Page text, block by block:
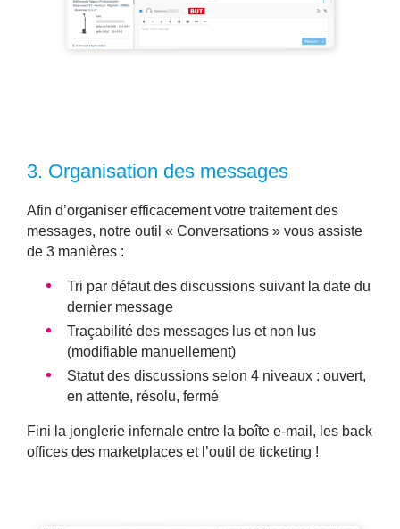
3. Organisation des messages
Afin d’organiser efficacement votre traitement des
messages, notre outil « Conversations » vous assiste
de 3 manières :
Tri par défaut des discussions suivant la date du
dernier message
Traçabilité des messages lus et non lus
(modifiable manuellement)
Statut des discussions selon 4 niveaux : ouvert,
en attente, résolu, fermé
Fini la jonglerie infernale entre la boîte e-mail, les back
offices des marketplaces et l’outil de ticketing !